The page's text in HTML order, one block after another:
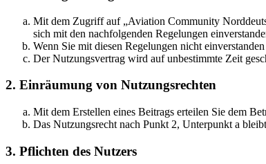
Mit dem Zugriff auf „Aviation Community
sich mit den nachfolgenden Regelungen
Wenn Sie mit diesen Regelungen nicht
Der Nutzungsvertrag wird auf unbestimmte Zeit
2. Einräumung von Nutzungsrechten
Mit dem Erstellen eines Beitrags erteilen Sie dem
Das Nutzungsrecht nach Punkt 2, Unterpunkt a
3. Pflichten des Nutzers